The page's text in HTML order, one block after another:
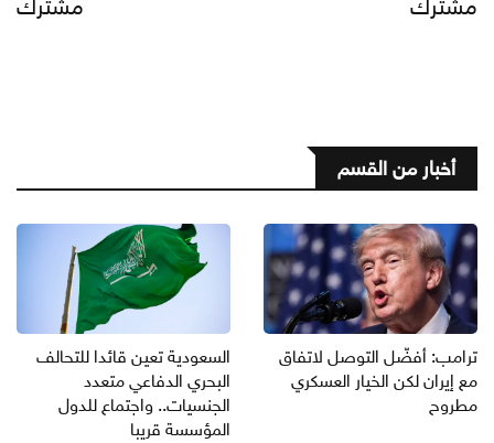
مشترك مشترك
أخبار من القسم
ترامب: أفضّل التوصل لاتفاق
مع إيران لكن الخيار العسكري
مطروح
السعودية تعين قائدا للتحالف
البحري الدفاعي متعدد
الجنسيات.. واجتماع للدول
المؤسسة قريبا